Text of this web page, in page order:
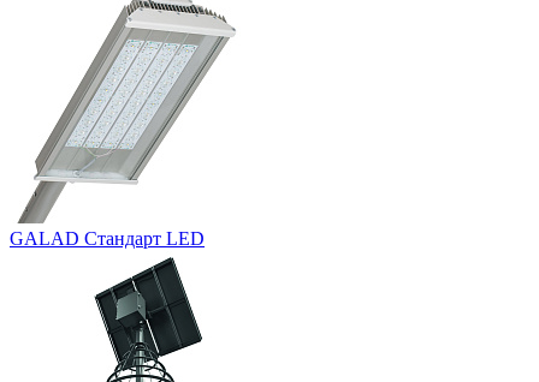
GALAD Стандарт LED